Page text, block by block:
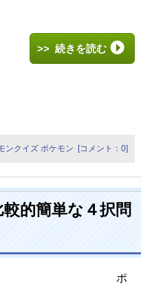
>> 続きを読む
ンクイズ ポケモン [コメント：0]
的簡単な４択問
ポ